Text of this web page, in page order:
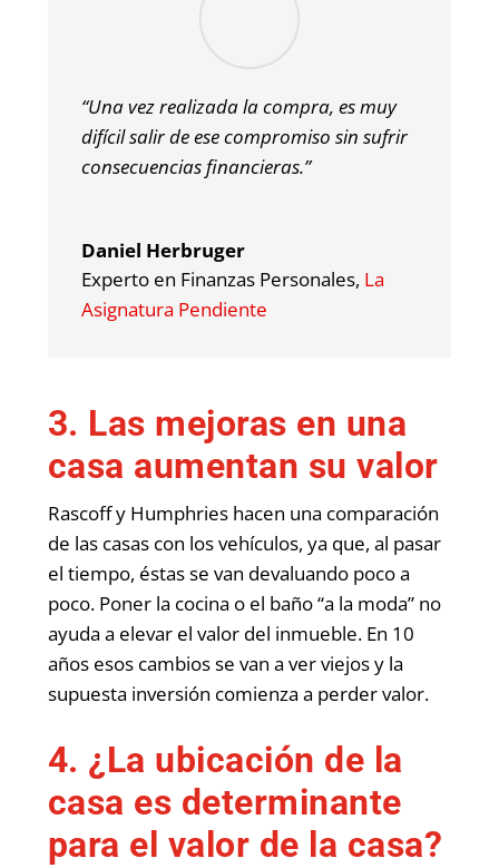
“Una vez realizada la compra, es muy
difícil salir de ese compromiso sin sufrir
consecuencias financieras.”
Daniel Herbruger
Experto en Finanzas Personales, La
Asignatura Pendiente
3. Las mejoras en una
casa aumentan su valor
Rascoff y Humphries hacen una comparación
de las casas con los vehículos, ya que, al pasar
el tiempo, éstas se van devaluando poco a
poco. Poner la cocina o el baño “a la moda” no
ayuda a elevar el valor del inmueble. En 10
años esos cambios se van a ver viejos y la
supuesta inversión comienza a perder valor.
4. ¿La ubicación de la
casa es determinante
para el valor de la casa?